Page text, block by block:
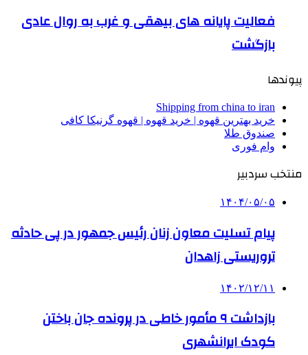
فعالیت پایانه های بیهقی و غرب به روال عادی
بازگشت
پیوندها
Shipping from china to iran
خرید بهترین قهوه | خرید قهوه | قهوه گرنیکا کافی
صندوق طلا
وام فوری
منتخب سردبیر
۱۴۰۴/۰۵/۰۵
پیام تسلیت معاون زنان رئیس جمهور در پی حادثه
تروریستی زاهدان
۱۴۰۲/۱۲/۱۱
بازداشت ۹ مأمور خاطی در پرونده جان باختن
کودک ایرانشهری